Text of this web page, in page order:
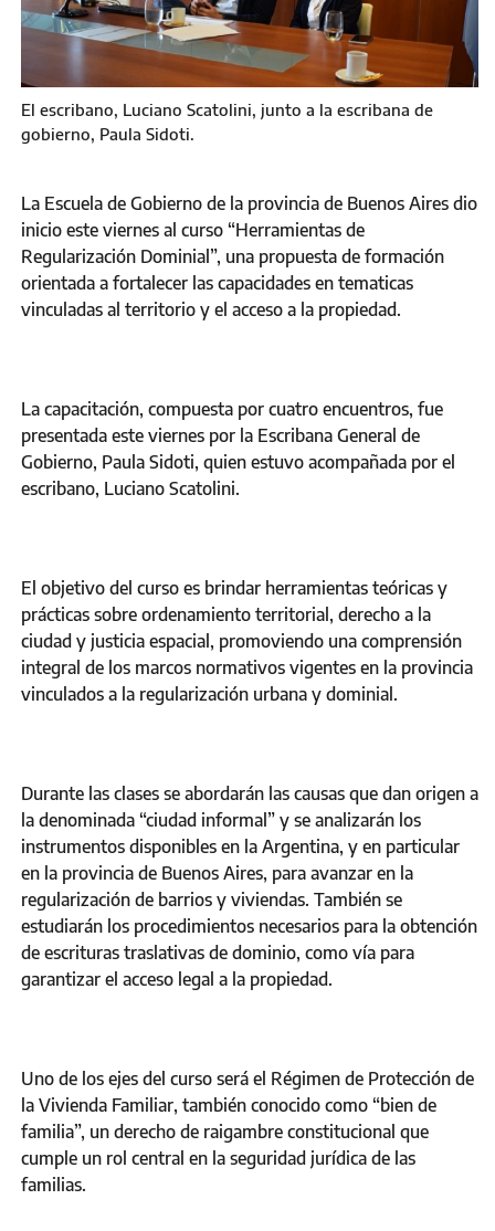
El escribano, Luciano Scatolini, junto a la escribana de
gobierno, Paula Sidoti.
La Escuela de Gobierno de la provincia de Buenos Aires dio
inicio este viernes al curso “Herramientas de
Regularización Dominial”, una propuesta de formación
orientada a fortalecer las capacidades en tematicas
vinculadas al territorio y el acceso a la propiedad.
La capacitación, compuesta por cuatro encuentros, fue
presentada este viernes por la Escribana General de
Gobierno, Paula Sidoti, quien estuvo acompañada por el
escribano, Luciano Scatolini.
El objetivo del curso es brindar herramientas teóricas y
prácticas sobre ordenamiento territorial, derecho a la
ciudad y justicia espacial, promoviendo una comprensión
integral de los marcos normativos vigentes en la provincia
vinculados a la regularización urbana y dominial.
Durante las clases se abordarán las causas que dan origen a
la denominada “ciudad informal” y se analizarán los
instrumentos disponibles en la Argentina, y en particular
en la provincia de Buenos Aires, para avanzar en la
regularización de barrios y viviendas. También se
estudiarán los procedimientos necesarios para la obtención
de escrituras traslativas de dominio, como vía para
garantizar el acceso legal a la propiedad.
Uno de los ejes del curso será el Régimen de Protección de
la Vivienda Familiar, también conocido como “bien de
familia”, un derecho de raigambre constitucional que
cumple un rol central en la seguridad jurídica de las
familias.